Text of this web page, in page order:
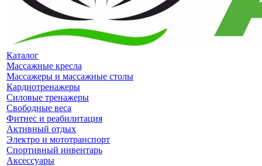
Каталог
Массажные кресла
Массажеры и массажные столы
Кардиотренажеры
Силовые тренажеры
Свободные веса
Фитнес и реабилитация
Активный отдых
Электро и мототранспорт
Спортивный инвентарь
Аксессуары